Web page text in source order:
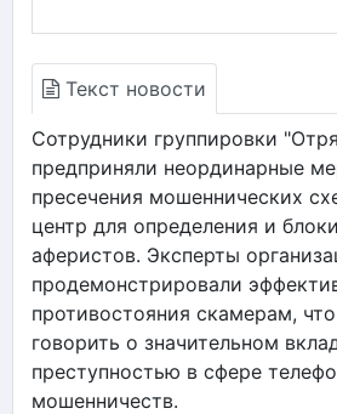
Текст новости
Сотрудники группировки
предприняли неординарные
пресечения мошеннических
центр для определения и
аферистов. Эксперты
продемонстрировали
противостояния скамерам,
говорить о значительном
преступностью в сфере
мошенничеств.